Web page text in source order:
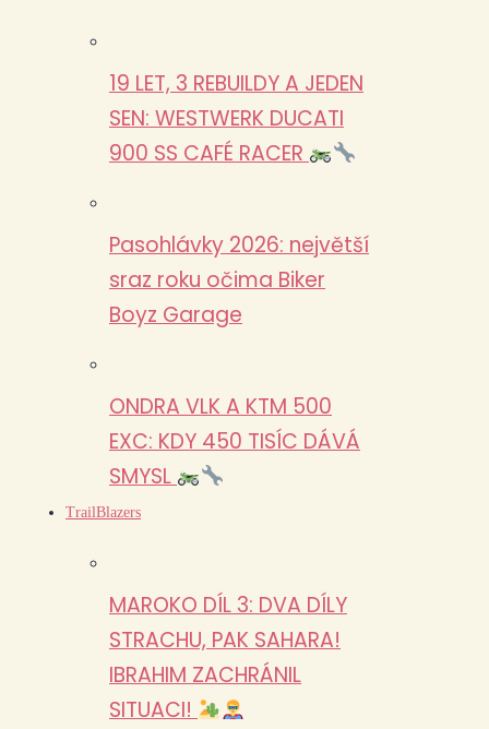
19 LET, 3 REBUILDY A JEDEN
SEN: WESTWERK DUCATI
900 SS CAFÉ RACER
Pasohlávky 2026: největší
sraz roku očima Biker
Boyz Garage
ONDRA VLK A KTM 500
EXC: KDY 450 TISÍC DÁVÁ
SMYSL
TrailBlazers
MAROKO DÍL 3: DVA DÍLY
STRACHU, PAK SAHARA!
IBRAHIM ZACHRÁNIL
SITUACI!